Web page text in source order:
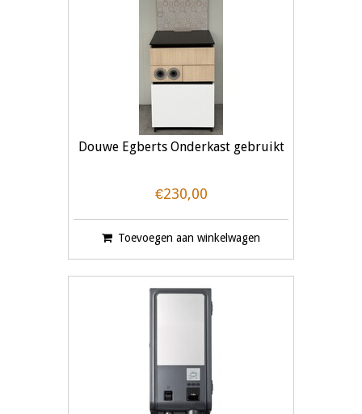
Douwe Egberts Onderkast gebruikt
€230,00
Toevoegen aan winkelwagen